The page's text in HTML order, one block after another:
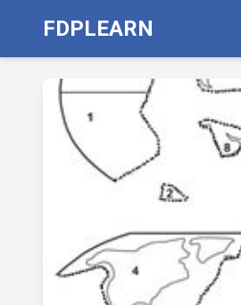
FDPLEARN